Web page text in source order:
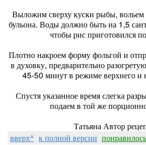
Выложим сверху куски рыбы,
бульона. Воды должно быть на 1,5
чтобы рис приготовился
Плотно накроем форму фольгой и
в духовку, предварительно
45-50 минут в режиме верхнего и
Спустя указанное время слегка
подаем в той же
Татьяна Автор
вверх^ к полной версии